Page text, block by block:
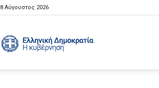
8 Αύγουστος 2026